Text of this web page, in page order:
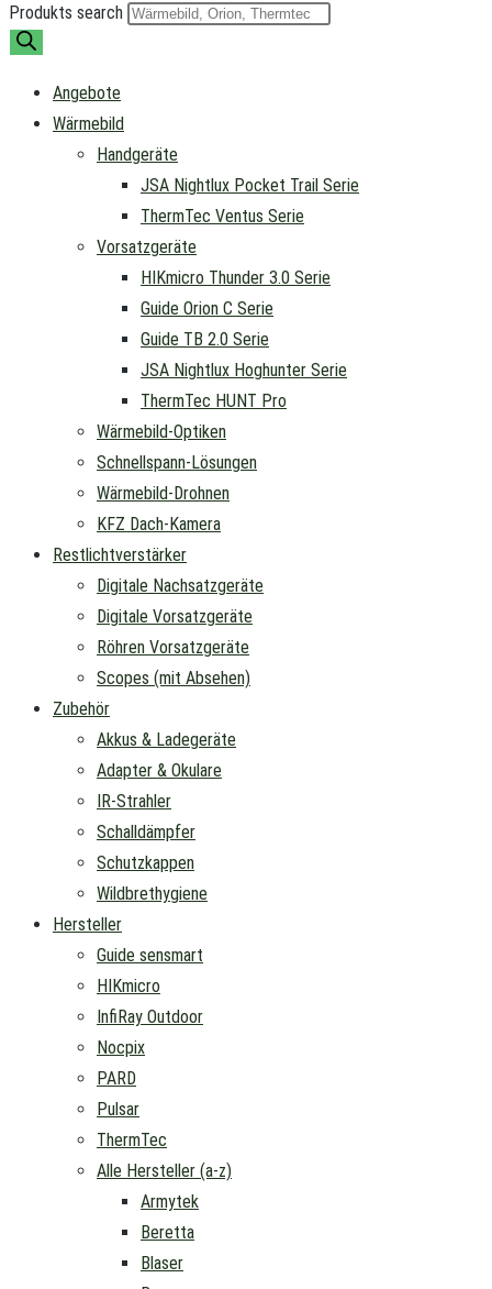
Produkts search
Angebote
Wärmebild
Handgeräte
JSA Nightlux Pocket Trail Serie
ThermTec Ventus Serie
Vorsatzgeräte
HIKmicro Thunder 3.0 Serie
Guide Orion C Serie
Guide TB 2.0 Serie
JSA Nightlux Hoghunter Serie
ThermTec HUNT Pro
Wärmebild-Optiken
Schnellspann-Lösungen
Wärmebild-Drohnen
KFZ Dach-Kamera
Restlichtverstärker
Digitale Nachsatzgeräte
Digitale Vorsatzgeräte
Röhren Vorsatzgeräte
Scopes (mit Absehen)
Zubehör
Akkus & Ladegeräte
Adapter & Okulare
IR-Strahler
Schalldämpfer
Schutzkappen
Wildbrethygiene
Hersteller
Guide sensmart
HIKmicro
InfiRay Outdoor
Nocpix
PARD
Pulsar
ThermTec
Alle Hersteller (a-z)
Armytek
Beretta
Blaser